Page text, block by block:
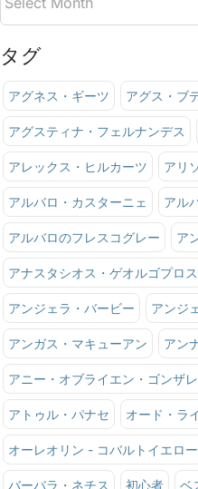
タグ
アグネス・ギーツ アグス・ブ
アグスティナ・フェルナンデス
アレックス・ヒルカーツ アリ
アルバロ・カスターニェ アル
アルバロのフレスコグレー ア
アナスタシオス・ゲオルゴプロス
アンジェラ・バービー アンジ
アンガス・マキューアン アン
アニー・オブライエン・ゴンザ
アトゥル・パナセ オード・ラ
オーレオリン - コバルトイエロー
バーバラ・ネチス 初心者 ベ